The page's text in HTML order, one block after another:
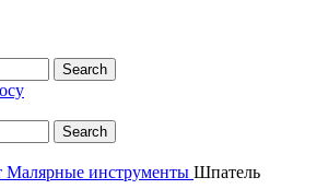
Search
Search
Малярные инструменты Шпатель